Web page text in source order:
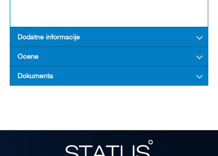
Dodatne informacije
Ocene
Dokumenta